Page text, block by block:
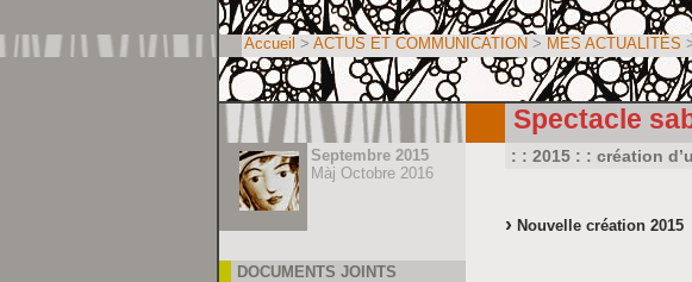
Septembre 2015
Màj Octobre 2016
DOCUMENTS JOINTS
Spectacle
: : 2015 : : création
Nouvelle création 2015
Accueil > ACTUS ET COMMUNICATION > MES ACTUALITÉS